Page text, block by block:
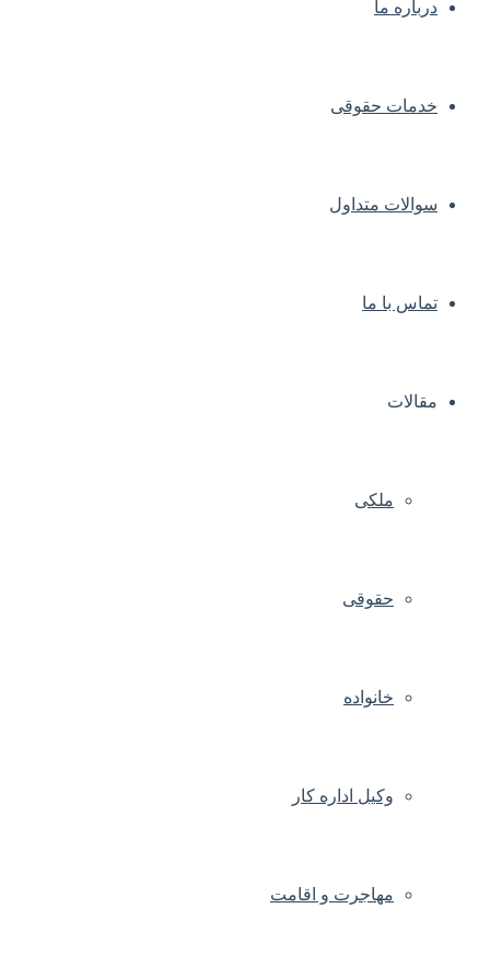
درباره ما
خدمات حقوقی
سوالات متداول
تماس با ما
مقالات
ملکی
حقوقی
خانواده
وکیل اداره کار
مهاجرت و اقامت